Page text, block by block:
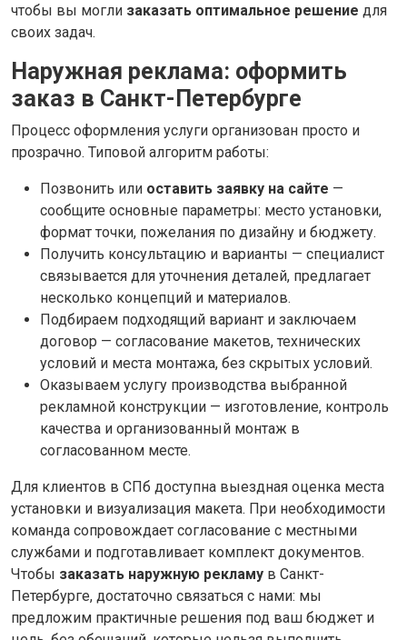
чтобы вы могли заказать оптимальное решение для
своих задач.
Наружная реклама: оформить
заказ в Санкт-Петербурге
Процесс оформления услуги организован просто и
прозрачно. Типовой алгоритм работы:
Позвонить или оставить заявку на сайте —
сообщите основные параметры: место установки,
формат точки, пожелания по дизайну и бюджету.
Получить консультацию и варианты — специалист
связывается для уточнения деталей, предлагает
несколько концепций и материалов.
Подбираем подходящий вариант и заключаем
договор — согласование макетов, технических
условий и места монтажа, без скрытых условий.
Оказываем услугу производства выбранной
рекламной конструкции — изготовление, контроль
качества и организованный монтаж в
согласованном месте.
Для клиентов в СПб доступна выездная оценка места
установки и визуализация макета. При необходимости
команда сопровождает согласование с местными
службами и подготавливает комплект документов.
Чтобы заказать наружную рекламу в Санкт-
Петербурге, достаточно связаться с нами: мы
предложим практичные решения под ваш бюджет и